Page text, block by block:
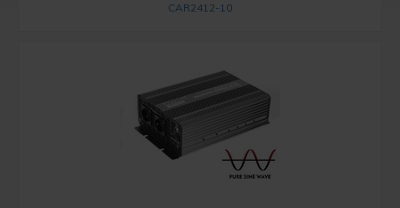
CAR2412-10